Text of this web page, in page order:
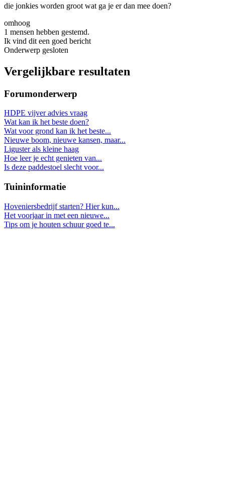
die jonkies worden groot wat ga je er dan mee doen?
omhoog
1 mensen hebben gestemd.
Ik vind dit een goed bericht
Onderwerp gesloten
Vergelijkbare resultaten
Forumonderwerp
HDPE vijver advies vraag
Wat kan ik het beste doen?
Wat voor grond kan ik het beste...
Nieuwe boom, nieuwe kansen, maar...
Liguster als kleine haag
Hoe leer je echt genieten van...
Is deze paddestoel slecht voor...
Tuininformatie
Hoveniersbedrijf starten? Hier kun...
Het voorjaar in met een nieuwe...
Tips om je houten schuur goed te...